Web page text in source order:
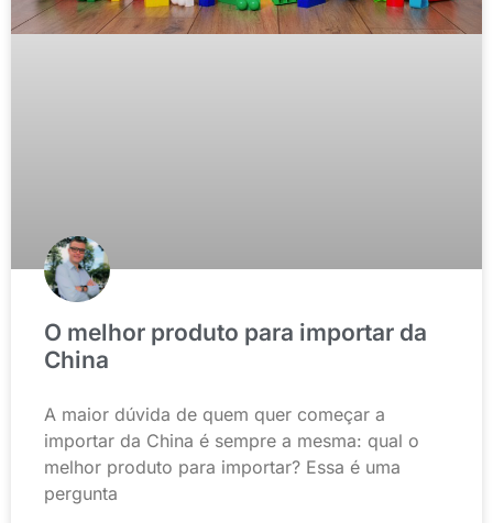
O melhor produto para importar da
China
A maior dúvida de quem quer começar a
importar da China é sempre a mesma: qual o
melhor produto para importar? Essa é uma
pergunta